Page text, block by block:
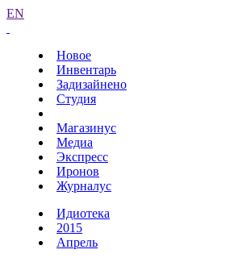
EN
Новое
Инвентарь
Задизайнено
Студия
Магазинус
Медиа
Экспресс
Иронов
Журналус
Идиотека
2015
Апрель